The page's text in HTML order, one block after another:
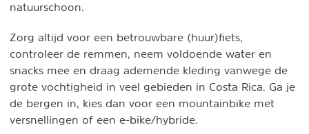
natuurschoon.
Zorg altijd voor een betrouwbare (huur)fiets,
controleer de remmen, neem voldoende water en
snacks mee en draag ademende kleding vanwege de
grote vochtigheid in veel gebieden in Costa Rica. Ga je
de bergen in, kies dan voor een mountainbike met
versnellingen of een e-bike/hybride.